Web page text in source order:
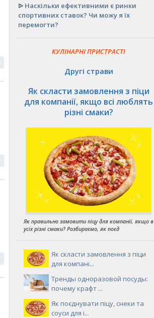
ᐉ Наскільки ефективними є ринки
спортивних ставок? Чи можу я їх
перемогти?
КУЛІНАРНІ ПРИСТРАСТІ
Другі страви
Як скласти замовлення з піци
для компанії, якщо всі люблять
різні смаки?
Як правильно замовити піцу для компанії, якщо в
усіх різні смаки? Розбираємо, як поєд
Як скласти замовлення з піци
для компані...
Тренды одноразовой посуды:
почему крафт ...
Як поєднувати піцу, снеки та
соуси для і...